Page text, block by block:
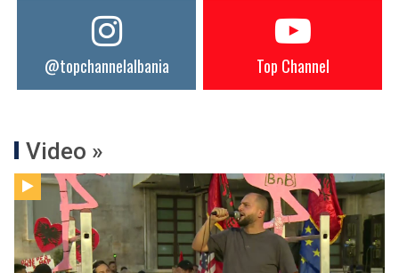
@topchannelalbania Top Channel
Video »